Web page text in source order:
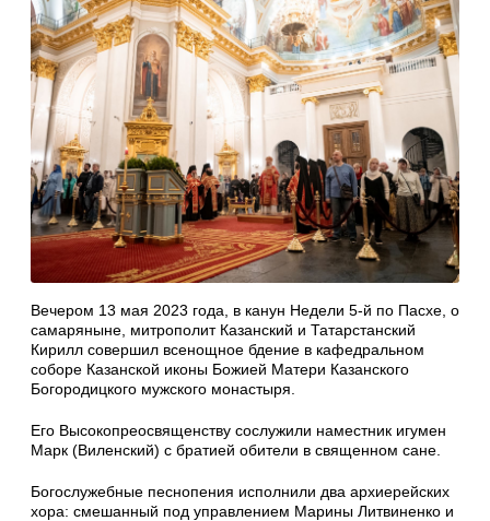
Вечером 13 мая 2023 года, в канун Недели 5-й по Пасхе, о
самаряныне, митрополит Казанский и Татарстанский
Кирилл совершил всенощное бдение в кафедральном
соборе Казанской иконы Божией Матери Казанского
Богородицкого мужского монастыря.
Его Высокопреосвященству сослужили наместник игумен
Марк (Виленский) с братией обители в священном сане.
Богослужебные песнопения исполнили два архиерейских
хора: смешанный под управлением Марины Литвиненко и